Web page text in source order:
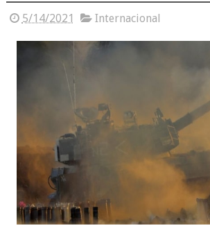
5/14/2021 Internacional